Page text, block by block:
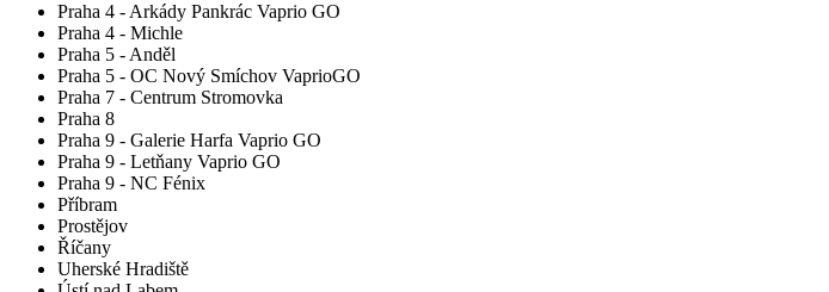
Praha 4 - Arkády Pankrác Vaprio GO
Praha 4 - Michle
Praha 5 - Anděl
Praha 5 - OC Nový Smíchov VaprioGO
Praha 7 - Centrum Stromovka
Praha 8
Praha 9 - Galerie Harfa Vaprio GO
Praha 9 - Letňany Vaprio GO
Praha 9 - NC Fénix
Příbram
Prostějov
Říčany
Uherské Hradiště